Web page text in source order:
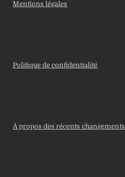
Mentions légales
Politique de confidentialité
À propos des récents changements